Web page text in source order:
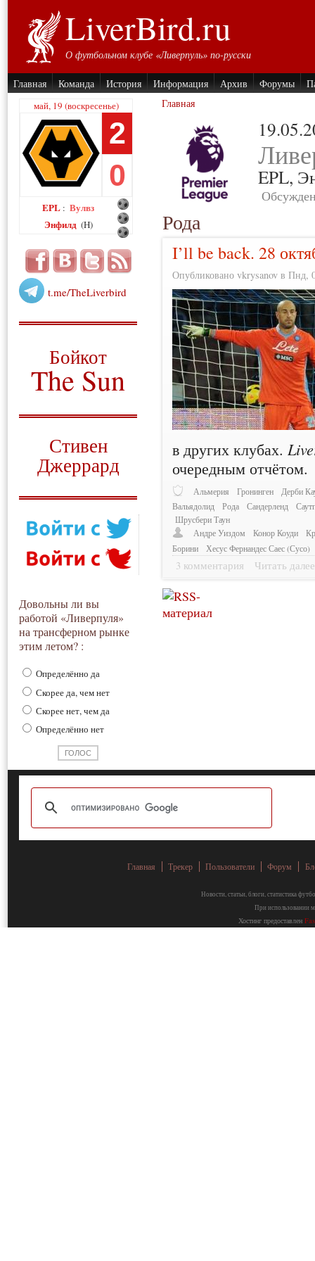
LiverBird.ru
О футбольном клубе «Ливерпуль» по-русски
Главная Команда История Информация Архив Форумы
май, 19 (воскресенье)
2
0
EPL : Вулвз
Энфилд (H)
t.me/TheLiverbird
Бойкот
The Sun
Стивен
Джеррард
Довольны ли вы
работой «Ливерпуля»
на трансферном рынке
этим летом? :
Определённо да
Скорее да, чем нет
Скорее нет, чем да
Определённо нет
Главная
EPL,
Рода
I’ll be back. 28
Опубликовано vkrysanov в Пнд,
в других клубах.
очередным отчётом.
Альмерия Гронинген
Дерби
Вальядолид
Рода Сандерленд
Шрусбери Таун
Андре Уиздом
Конор Коуди
Борини
Хесус Фернандес Саес (Сусо)
3 комментария Читать далее
Главная Трекер Пользователи Форум
Новости, статьи, блоги, статистика
При использовании
Хостинг предоставлен